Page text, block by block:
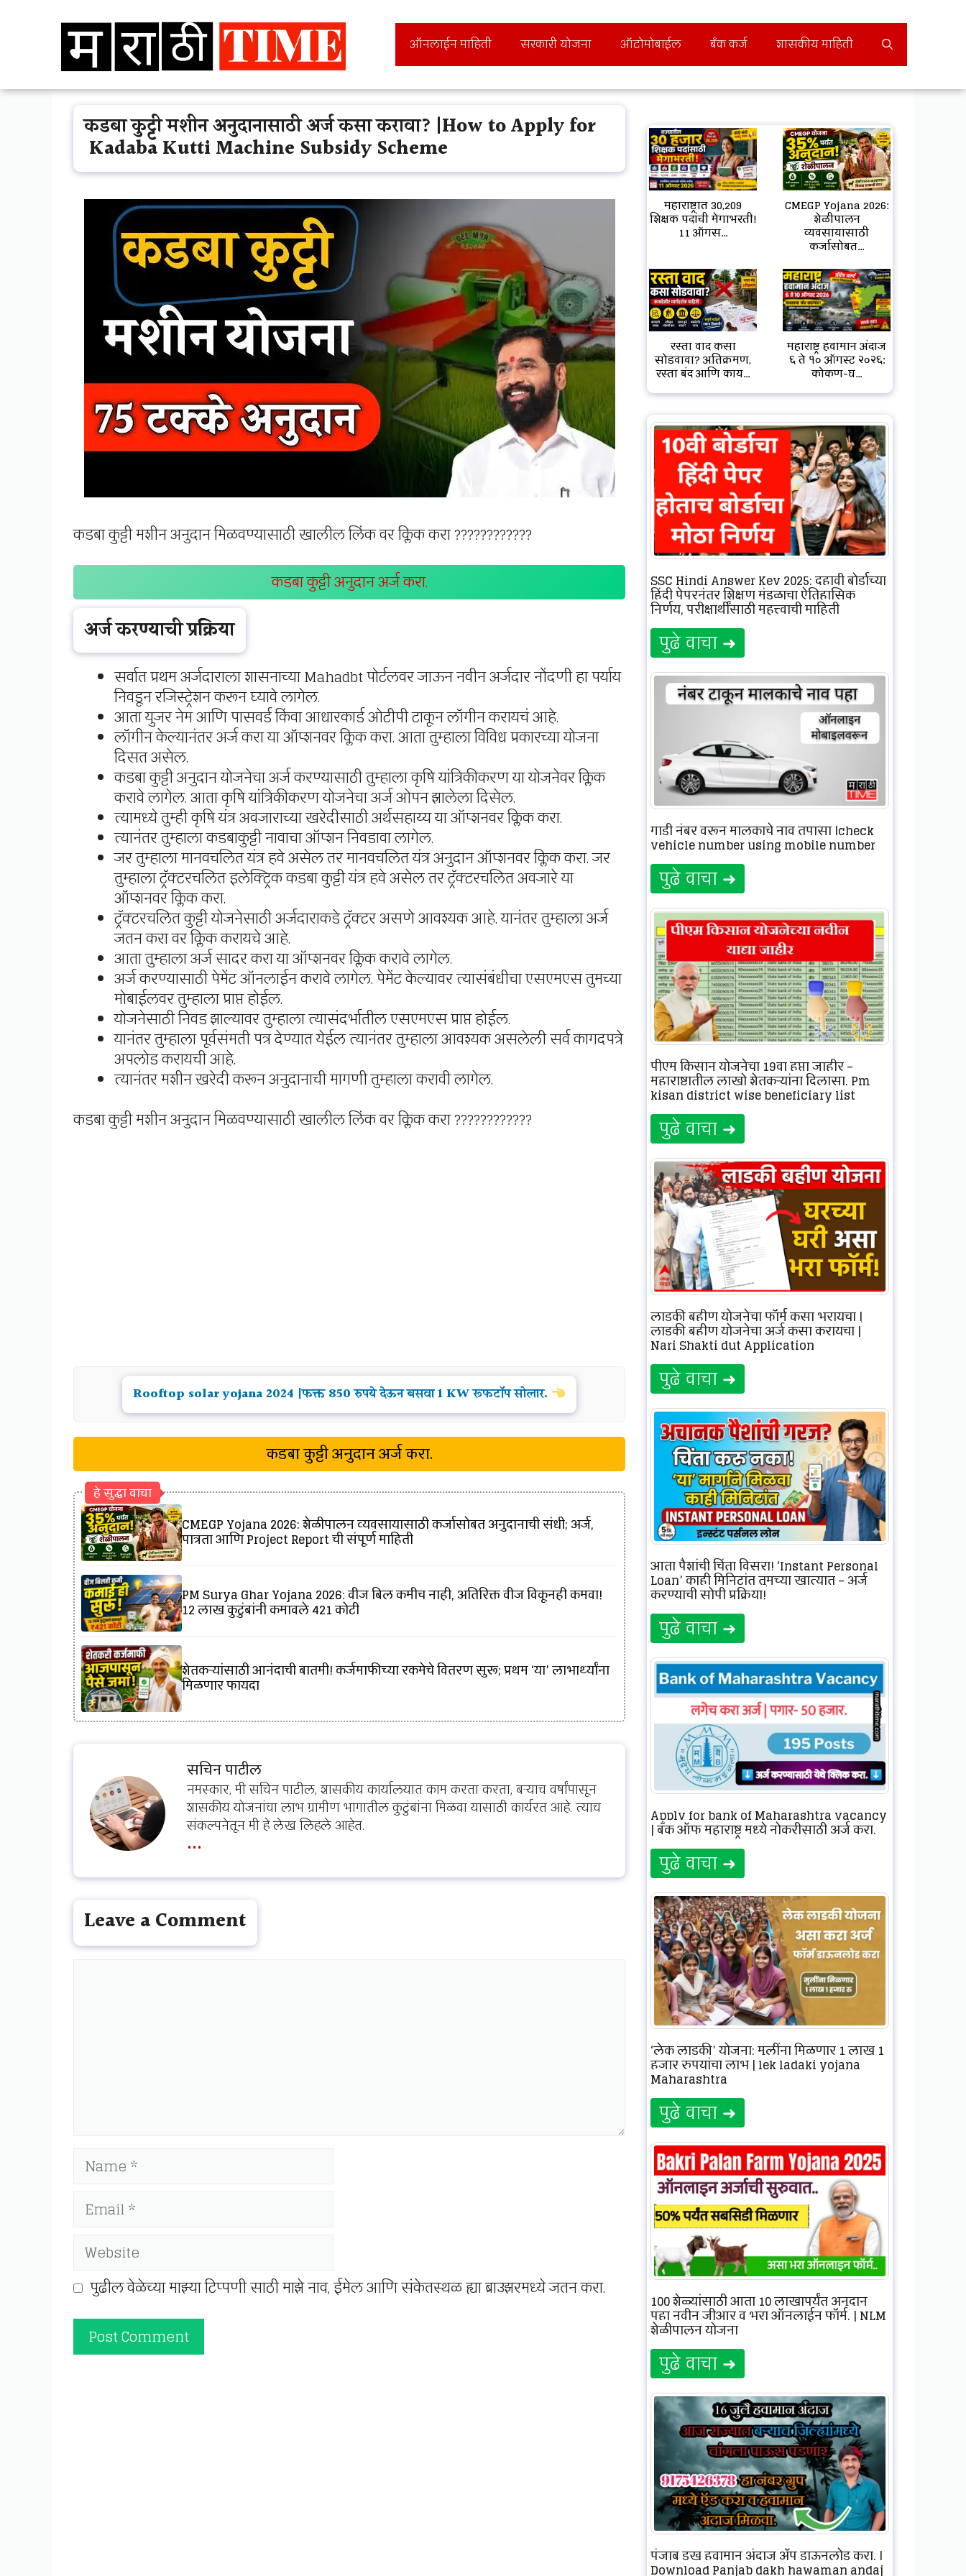
ऑनलाईन माहिती सरकारी योजना ऑटोमोबाईल बँक कर्ज शासकीय माहिती
कडबा कुट्टी मशीन अनुदानासाठी अर्ज कसा करावा? |How to Apply for
Kadaba Kutti Machine Subsidy Scheme
कडबा कुट्टी मशीन अनुदान मिळवण्यासाठी खालील लिंक वर क्लिक करा ????????????
कडबा कुट्टी अनुदान अर्ज करा.
अर्ज करण्याची प्रक्रिया
सर्वात प्रथम अर्जदाराला शासनाच्या Mahadbt पोर्टलवर जाऊन नवीन अर्जदार नोंदणी हा पर्याय
निवडून रजिस्ट्रेशन करून घ्यावे लागेल.
आता युजर नेम आणि पासवर्ड किंवा आधारकार्ड ओटीपी टाकून लॉगीन करायचं आहे.
लॉगीन केल्यानंतर अर्ज करा या ऑप्शनवर क्लिक करा. आता तुम्हाला विविध प्रकारच्या योजना
दिसत असेल.
कडबा कुट्टी अनुदान योजनेचा अर्ज करण्यासाठी तुम्हाला कृषि यांत्रिकीकरण या योजनेवर क्लिक
करावे लागेल. आता कृषि यांत्रिकीकरण योजनेचा अर्ज ओपन झालेला दिसेल.
त्यामध्ये तुम्ही कृषि यंत्र अवजाराच्या खरेदीसाठी अर्थसहाय्य या ऑप्शनवर क्लिक करा.
त्यानंतर तुम्हाला कडबाकुट्टी नावाचा ऑप्शन निवडावा लागेल.
जर तुम्हाला मानवचलित यंत्र हवे असेल तर मानवचलित यंत्र अनुदान ऑप्शनवर क्लिक करा. जर
तुम्हाला ट्रॅक्टरचलित इलेक्ट्रिक कडबा कुट्टी यंत्र हवे असेल तर ट्रॅक्टरचलित अवजारे या
ऑप्शनवर क्लिक करा.
ट्रॅक्टरचलित कुट्टी योजनेसाठी अर्जदाराकडे ट्रॅक्टर असणे आवश्यक आहे. यानंतर तुम्हाला अर्ज
जतन करा वर क्लिक करायचे आहे.
आता तुम्हाला अर्ज सादर करा या ऑप्शनवर क्लिक करावे लागेल.
अर्ज करण्यासाठी पेमेंट ऑनलाईन करावे लागेल. पेमेंट केल्यावर त्यासंबंधीचा एसएमएस तुमच्या
मोबाईलवर तुम्हाला प्राप्त होईल.
योजनेसाठी निवड झाल्यावर तुम्हाला त्यासंदर्भातील एसएमएस प्राप्त होईल.
यानंतर तुम्हाला पूर्वसंमती पत्र देण्यात येईल त्यानंतर तुम्हाला आवश्यक असलेली सर्व कागदपत्रे
अपलोड करायची आहे.
त्यानंतर मशीन खरेदी करून अनुदानाची मागणी तुम्हाला करावी लागेल.
कडबा कुट्टी मशीन अनुदान मिळवण्यासाठी खालील लिंक वर क्लिक करा ????????????
Rooftop solar yojana 2024 |फक्त 850 रुपये देऊन बसवा 1 KW रूफटॉप सोलार.
कडबा कुट्टी अनुदान अर्ज करा.
हे सुद्धा वाचा
CMEGP Yojana 2026: शेळीपालन व्यवसायासाठी कर्जासोबत अनुदानाची संधी; अर्ज,
पात्रता आणि Project Report ची संपूर्ण माहिती
PM Surya Ghar Yojana 2026: वीज बिल कमीच नाही, अतिरिक्त वीज विकूनही कमवा!
12 लाख कुटुंबांनी कमावले ₹421 कोटी
शेतकऱ्यांसाठी आनंदाची बातमी! कर्जमाफीच्या रकमेचे वितरण सुरू; प्रथम ‘या’ लाभार्थ्यांना
मिळणार फायदा
सचिन पाटील
नमस्कार, मी सचिन पाटील, शासकीय कार्यालयात काम करता करता, बऱ्याच वर्षांपासून
शासकीय योजनांचा लाभ ग्रामीण भागातील कुटुंबांना मिळवा यासाठी कार्यरत आहे. त्याच
संकल्पनेतून मी हे लेख लिहले आहेत.
...
Leave a Comment
Name
Email
Website
पुढील वेळेच्या माझ्या टिप्पणी साठी माझे नाव, ईमेल आणि संकेतस्थळ ह्या ब्राउझरमध्ये जतन करा.
महाराष्ट्रात 30,209
शिक्षक पदांची मेगाभरती!
11 ऑगस...
CMEGP Yojana 2026:
शेळीपालन
व्यवसायासाठी
कर्जासोबत...
रस्ता वाद कसा
सोडवावा? अतिक्रमण,
रस्ता बंद आणि काय...
महाराष्ट्र हवामान अंदाज
६ ते १० ऑगस्ट २०२६:
कोकण-घ...
SSC Hindi Answer Key 2025: दहावी बोर्डाच्या
हिंदी पेपरनंतर शिक्षण मंडळाचा ऐतिहासिक
निर्णय, परीक्षार्थींसाठी महत्त्वाची माहिती
पुढे वाचा ➜
गाडी नंबर वरून मालकाचे नाव तपासा |check
vehicle number using mobile number
पुढे वाचा ➜
पीएम किसान योजनेचा 19वा हप्ता जाहीर –
महाराष्ट्रातील लाखो शेतकऱ्यांना दिलासा. Pm
kisan district wise beneficiary list
पुढे वाचा ➜
लाडकी बहीण योजनेचा फॉर्म कसा भरायचा |
लाडकी बहीण योजनेचा अर्ज कसा करायचा |
Nari Shakti dut Application
पुढे वाचा ➜
आता पैशांची चिंता विसरा! ‘Instant Personal
Loan’ काही मिनिटांत तुमच्या खात्यात – अर्ज
करण्याची सोपी प्रक्रिया!
पुढे वाचा ➜
Apply for bank of Maharashtra vacancy
| बँक ऑफ महाराष्ट्र मध्ये नोकरीसाठी अर्ज करा.
पुढे वाचा ➜
‘लेक लाडकी’ योजना: मुलींना मिळणार 1 लाख 1
हजार रुपयांचा लाभ | lek ladaki yojana
Maharashtra
पुढे वाचा ➜
100 शेळ्यांसाठी आता 10 लाखापर्यंत अनुदान
पहा नवीन जीआर व भरा ऑनलाईन फॉर्म. | NLM
शेळीपालन योजना
पुढे वाचा ➜
पंजाब डख हवामान अंदाज ॲप डाऊनलोड करा. |
Download Panjab dakh hawaman andaj